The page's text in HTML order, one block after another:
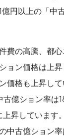
円以上の「中
費の高騰、都
ョン価格は上
価格も上昇し
億ション率は
昇しています
中古億ション